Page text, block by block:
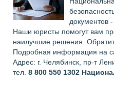
документов
Наши юристы помогут вам
наилучшие решения.
Подробная информация на
Адрес: г. Челябинск, пр-т
тел. 8 800 550 1302